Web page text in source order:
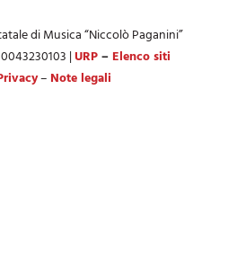
di Musica “Niccolò Paganini”
|URP– Elenco siti
– Note legali